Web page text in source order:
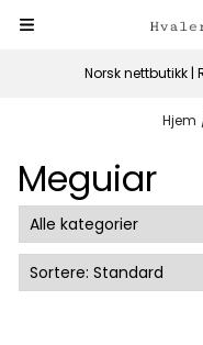
Hopp til innhold
Norsk nettbutikk |
Hjem
Meguiar